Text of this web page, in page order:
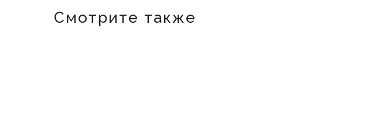
Смотрите также